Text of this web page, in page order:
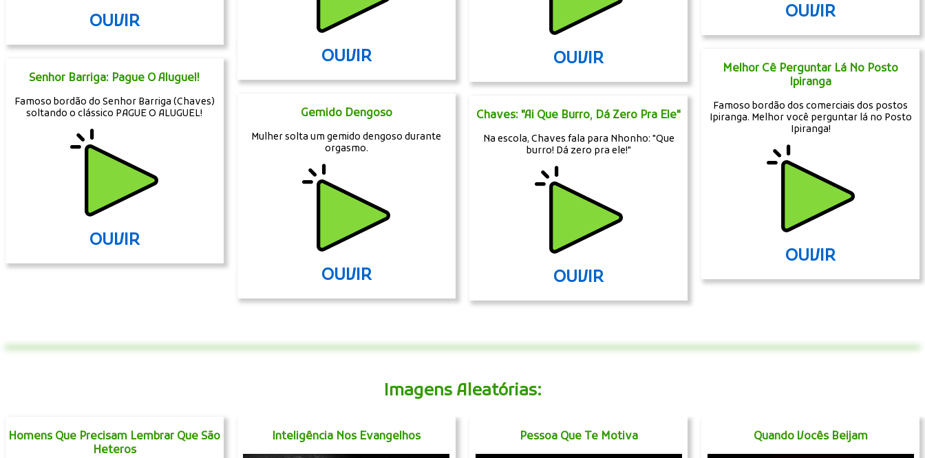
OUVIR
Senhor Barriga: Pague O Aluguel!
Famoso bordão do Senhor Barriga (Chaves)
soltando o clássico PAGUE O ALUGUEL!
OUVIR
OUVIR
Gemido Dengoso
Mulher solta um gemido dengoso durante
orgasmo.
OUVIR
OUVIR
Chaves: "Ai Que Burro, Dá Zero Pra Ele"
Na escola, Chaves fala para Nhonho: "Que
burro! Dá zero pra ele!"
OUVIR
OUVIR
Melhor Cê Perguntar Lá No Posto
Ipiranga
Famoso bordão dos comerciais dos postos
Ipiranga. Melhor você perguntar lá no Posto
Ipiranga!
OUVIR
Imagens Aleatórias:
Homens Que Precisam Lembrar Que São
Heteros
Inteligência Nos Evangelhos Pessoa Que Te Motiva Quando Vocês Beijam